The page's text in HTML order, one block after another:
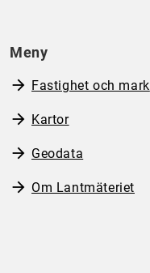
Meny
Fastighet och mark
Kartor
Geodata
Om Lantmäteriet